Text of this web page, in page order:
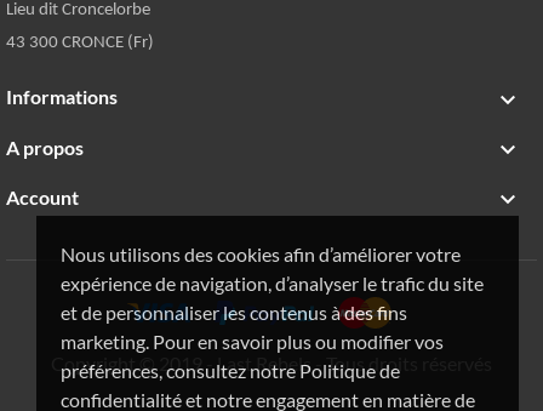
Nous utilisons des cookies afin d’améliorer votre
expérience de navigation, d’analyser le trafic du site
et de personnaliser les contenus à des fins
marketing. Pour en savoir plus ou modifier vos
préférences, consultez notre Politique de
confidentialité et notre engagement en matière de
Lieu dit Croncelorbe
43 300 CRONCE (Fr)
Informations 
A propos 
Account 
Copyright © 2019 - Last Rebels - Tous droits réservés